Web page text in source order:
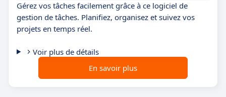
Gérez vos tâches facilement grâce à ce logiciel de
gestion de tâches. Planifiez, organisez et suivez vos
projets en temps réel.
Voir plus de détails
En savoir plus